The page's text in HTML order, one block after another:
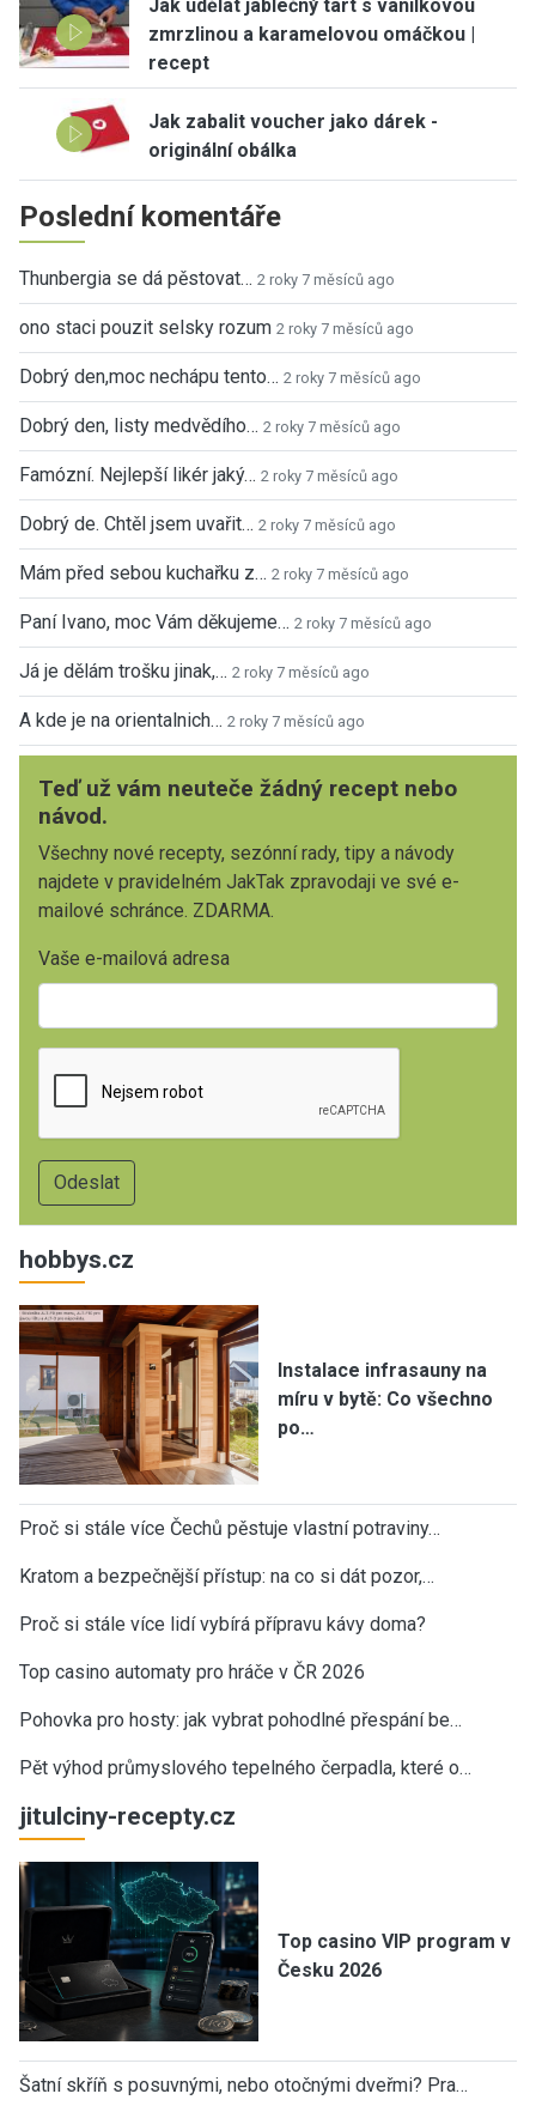
Jak udělat jablečný tart s vanilkovou
zmrzlinou a karamelovou omáčkou |
recept
Jak zabalit voucher jako dárek -
originální obálka
Poslední komentáře
Thunbergia se dá pěstovat… 2 roky 7 měsíců ago
ono staci pouzit selsky rozum 2 roky 7 měsíců ago
Dobrý den,moc nechápu tento… 2 roky 7 měsíců ago
Dobrý den, listy medvědího… 2 roky 7 měsíců ago
Famózní. Nejlepší likér jaký… 2 roky 7 měsíců ago
Dobrý de. Chtěl jsem uvařit… 2 roky 7 měsíců ago
Mám před sebou kuchařku z… 2 roky 7 měsíců ago
Paní Ivano, moc Vám děkujeme… 2 roky 7 měsíců ago
Já je dělám trošku jinak,… 2 roky 7 měsíců ago
A kde je na orientalnich… 2 roky 7 měsíců ago
Teď už vám neuteče žádný recept nebo
návod.
Všechny nové recepty, sezónní rady, tipy a návody
najdete v pravidelném JakTak zpravodaji ve své e-
mailové schránce. ZDARMA.
Vaše e-mailová adresa
hobbys.cz
Instalace infrasauny na
míru v bytě: Co všechno
po…
Proč si stále více Čechů pěstuje vlastní potraviny…
Kratom a bezpečnější přístup: na co si dát pozor,…
Proč si stále více lidí vybírá přípravu kávy doma?
Top casino automaty pro hráče v ČR 2026
Pohovka pro hosty: jak vybrat pohodlné přespání be…
Pět výhod průmyslového tepelného čerpadla, které o…
jitulciny-recepty.cz
Top casino VIP program v
Česku 2026
Šatní skříň s posuvnými, nebo otočnými dveřmi? Pra…